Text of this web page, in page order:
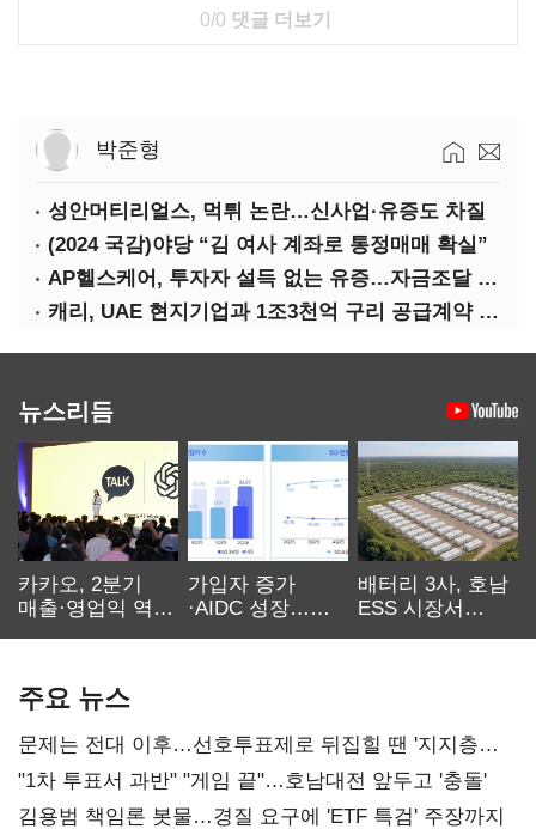
0/0 댓글 더보기
박준형
성안머티리얼스, 먹튀 논란…신사업·유증도 차질
(2024 국감)야당 “김 여사 계좌로 통정매매 확실”
AP헬스케어, 투자자 설득 없는 유증…자금조달 ‘빨간불’
캐리, UAE 현지기업과 1조3천억 구리 공급계약 체결
뉴스리듬
카카오, 2분기
매출·영업익 역대
가입자 증가
·AIDC 성장…
배터리 3사, 호남
ESS 시장서
주요 뉴스
문제는 전대 이후…선호투표제로 뒤집힐 땐 '지지층
불복'
"1차 투표서 과반" "게임 끝"…호남대전 앞두고 '충돌'
김용범 책임론 봇물…경질 요구에 'ETF 특검' 주장까지